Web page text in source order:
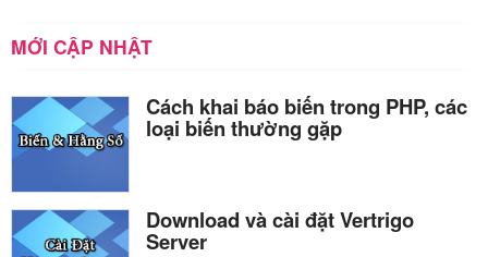
MỚI CẬP NHẬT
Cách khai báo biến trong PHP, các
loại biến thường gặp
Download và cài đặt Vertrigo
Server